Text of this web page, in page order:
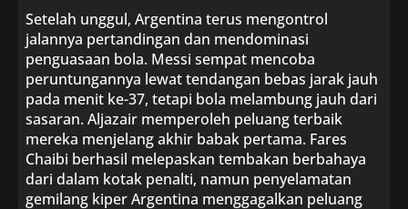
Setelah unggul, Argentina terus mengontrol
jalannya pertandingan dan mendominasi
penguasaan bola. Messi sempat mencoba
peruntungannya lewat tendangan bebas jarak jauh
pada menit ke-37, tetapi bola melambung jauh dari
sasaran. Aljazair memperoleh peluang terbaik
mereka menjelang akhir babak pertama. Fares
Chaibi berhasil melepaskan tembakan berbahaya
dari dalam kotak penalti, namun penyelamatan
gemilang kiper Argentina menggagalkan peluang